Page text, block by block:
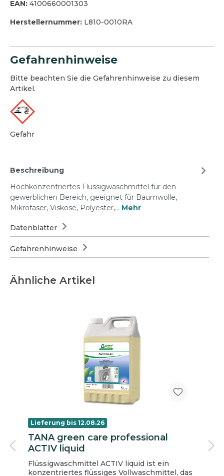
EAN: 4100660001303
Herstellernummer: L810-0010RA
Gefahrenhinweise
Bitte beachten Sie die Gefahrenhinweise zu diesem
Artikel.
Gefahr
Beschreibung
Hochkonzentriertes Flüssigwaschmittel für den
gewerblichen Bereich, geeignet für Baumwolle,
Mikrofaser, Viskose, Polyester,… Mehr
Datenblätter
Gefahrenhinweise
Ähnliche Artikel
Lieferung bis 12.08.26
TANA green care professional
ACTIV liquid
Flüssigwaschmittel ACTIV liquid ist ein
konzentriertes flüssiges Vollwaschmittel, das